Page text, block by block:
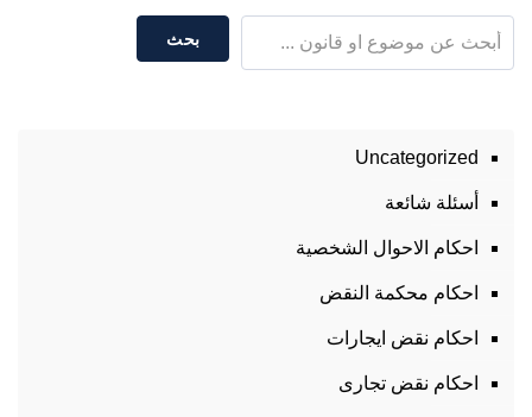
بحث
Uncategorized
أسئلة شائعة
احكام الاحوال الشخصية
احكام محكمة النقض
احكام نقض ايجارات
احكام نقض تجارى